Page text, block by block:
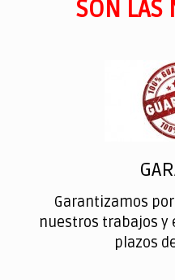
SON LAS
Garantizamos
nuestros trabajos
plazos